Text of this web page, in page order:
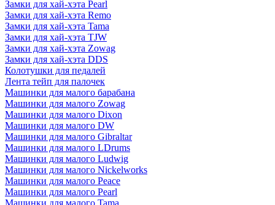
Замки для хай-хэта Pearl
Замки для хай-хэта Remo
Замки для хай-хэта Tama
Замки для хай-хэта TJW
Замки для хай-хэта Zowag
Замки для хай-хэта DDS
Колотушки для педалей
Лента тейп для палочек
Машинки для малого барабана
Машинки для малого Zowag
Машинки для малого Dixon
Машинки для малого DW
Машинки для малого Gibraltar
Машинки для малого LDrums
Машинки для малого Ludwig
Машинки для малого Nickelworks
Машинки для малого Peace
Машинки для малого Pearl
Машинки для малого Tama